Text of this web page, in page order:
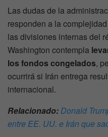
Las dudas de la
responden a la
las divisiones internas del
Washington contempla
los fondos congelados,
ocurrirá si Irán entrega
internacional.
Relacionado:Donald
entre EE. UU. e Irán que